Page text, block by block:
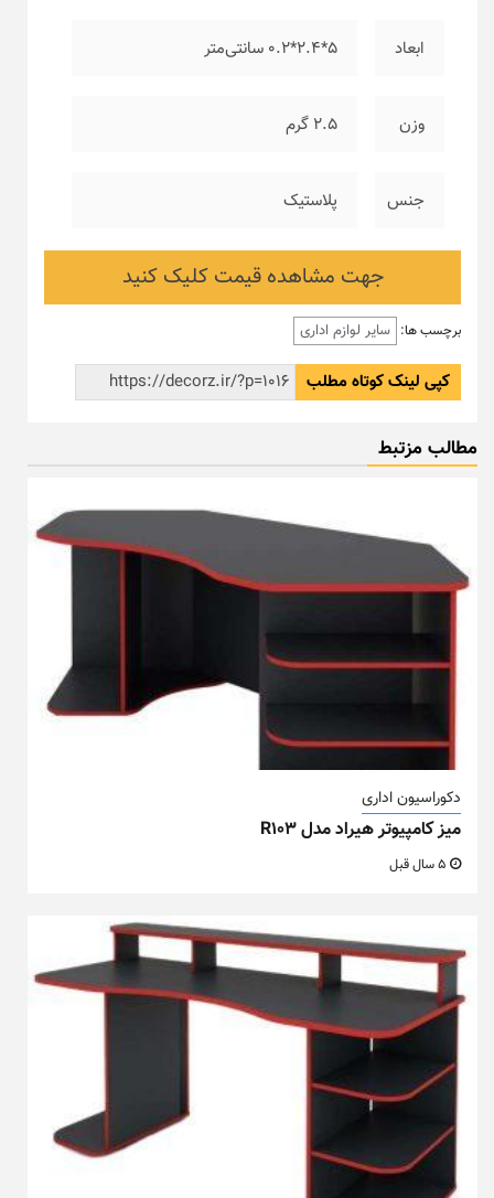
ابعاد ۵*۲.۴*۰.۲ سانتی‌متر
وزن ۲.۵ گرم
جنس پلاستیک
جهت مشاهده قیمت کلیک کنید
برچسب ها: سایر لوازم اداری
کپی لینک کوتاه مطلب
مطالب مزتبط
دکوراسیون اداری
میز کامپیوتر هیراد مدل R103